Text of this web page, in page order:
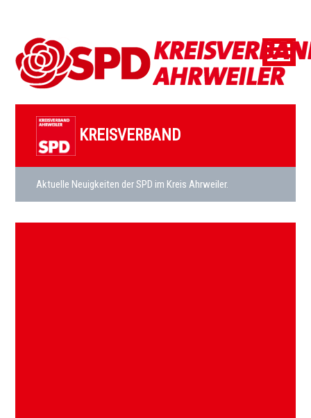
KREISVERBAND
Aktuelle Neuigkeiten der SPD im Kreis Ahrweiler.